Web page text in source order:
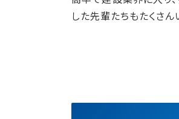
した先輩たちもたくさん